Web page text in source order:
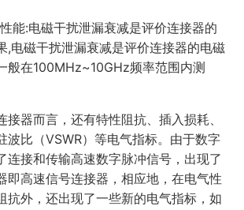
能:电磁干扰泄漏衰减是评价连接器的
,电磁干扰泄漏衰减是评价连接器的电磁
般在100MHz~10GHz频率范围内测
接器而言，还有特性阻抗、插入损耗、
波比（VSWR）等电气指标。由于数字
连接和传输高速数字脉冲信号，出现了
即高速信号连接器，相应地，在电气性
抗外，还出现了一些新的电气指标，如